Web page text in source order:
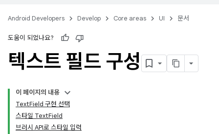
Android Developers Develop Core areas UI 문서
도움이 되었나요?
텍스트 필드 구성
이 페이지의 내용
TextField 구현 선택
스타일 TextField
브러시 API로 스타일 입력